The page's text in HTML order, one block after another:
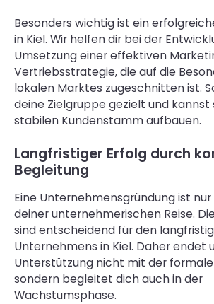
Besonders wichtig ist ein
in Kiel. Wir helfen dir bei der
Umsetzung einer effektiven
Vertriebsstrategie, die auf die
lokalen Marktes zugeschnitten ist.
deine Zielgruppe gezielt und kannst
stabilen Kundenstamm aufbauen.
Langfristiger Erfolg durch
Begleitung
Eine Unternehmensgründung ist
deiner unternehmerischen Reise.
sind entscheidend für den
Unternehmens in Kiel. Daher endet
Unterstützung nicht mit der
sondern begleitet dich auch in der
Wachstumsphase.